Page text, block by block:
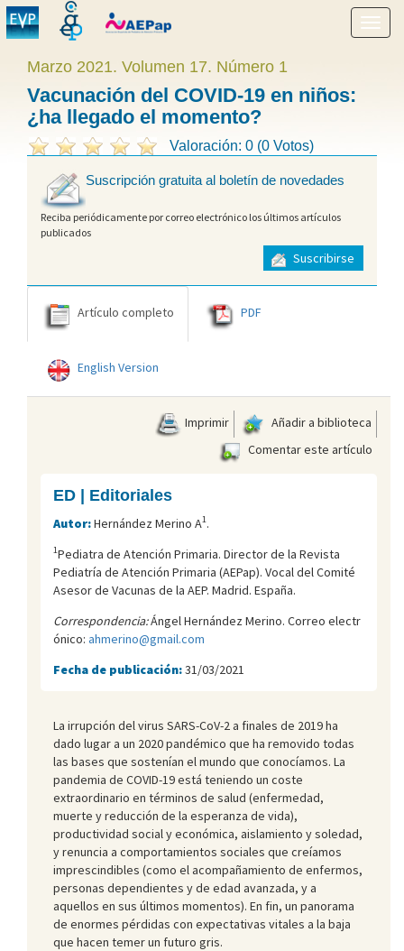
menú
Marzo 2021. Volumen 17. Número 1
Vacunación del COVID-19 en niños:
¿ha llegado el momento?
Valoración: 0 (0 Votos)
Suscripción gratuita al boletín de novedades
Reciba periódicamente por correo electrónico los últimos artículos
publicados
Suscribirse
Artículo completo PDF
English Version
Imprimir
Añadir a biblioteca
Comentar este artículo
ED | Editoriales
Autor:Hernández Merino A1.
1Pediatra de Atención Primaria. Director de la Revista
Pediatría de Atención Primaria (AEPap). Vocal del Comité
Asesor de Vacunas de la AEP. Madrid. España.
Correspondencia:Ángel Hernández Merino. Correo electr
ónico: ahmerino@gmail.com
Fecha de publicación:31/03/2021
La irrupción del virus SARS-CoV-2 a finales de 2019 ha
dado lugar a un 2020 pandémico que ha removido todas
las bases que sostenían el mundo que conocíamos. La
pandemia de COVID-19 está teniendo un coste
extraordinario en términos de salud (enfermedad,
muerte y reducción de la esperanza de vida),
productividad social y económica, aislamiento y soledad,
y renuncia a comportamientos sociales que creíamos
imprescindibles (como el acompañamiento de enfermos,
personas dependientes y de edad avanzada, y a
aquellos en sus últimos momentos). En fin, un panorama
de enormes pérdidas con expectativas vitales a la baja
que hacen temer un futuro gris.